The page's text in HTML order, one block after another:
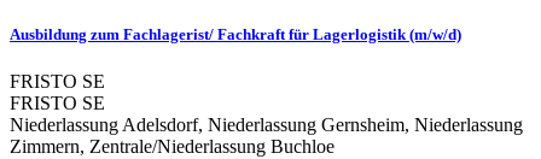
Ausbildung zum Fachlagerist/ Fachkraft für Lagerlogistik (m/w/d)
FRISTO SE
FRISTO SE
Niederlassung Adelsdorf, Niederlassung Gernsheim, Niederlassung
Zimmern, Zentrale/Niederlassung Buchloe